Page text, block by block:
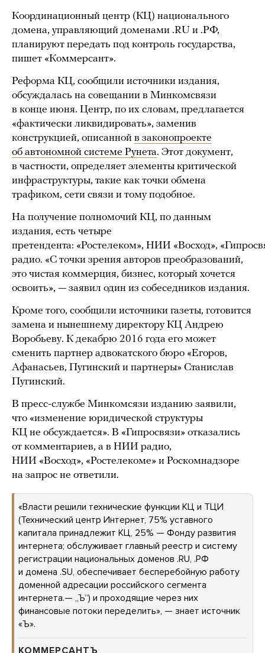
Координационный центр (КЦ) национального
домена, управляющий доменами .RU и .РФ,
планируют передать под контроль государства,
пишет «Коммерсант».
Реформа КЦ, сообщили источники издания,
обсуждалась на совещании в Минкомсвязи
в конце июня. Центр, по их словам, предлагается
«фактически ликвидировать», заменив
конструкцией, описанной в законопроекте
об автономной системе Рунета. Этот документ,
в частности, определяет элементы критической
инфраструктуры, такие как точки обмена
трафиком, сети связи и тому подобное.
На получение полномочий КЦ, по данным
издания, есть четыре
претендента: «Ростелеком», НИИ «Восход»,
радио. «С точки зрения авторов преобразований,
это чистая коммерция, бизнес, который хочется
освоить», — заявил один из собеседников издания.
Кроме того, сообщили источники газеты, готовится
замена и нынешнему директору КЦ Андрею
Воробьеву. К декабрю 2016 года его может
сменить партнер адвокатского бюро «Егоров,
Афанасьев, Пугинский и партнеры» Станислав
Пугинский.
В пресс-службе Минкомсязи изданию заявили,
что «изменение юридической структуры
КЦ не обсуждается». В «Гипросвязи» отказались
от комментариев, а в НИИ радио,
НИИ «Восход», «Ростелекоме» и Роскомнадзоре
на запрос не ответили.
«Власти решили технические функции КЦ и ТЦИ
(Технический центр Интернет, 75% уставного
капитала принадлежит КЦ, 25% — Фонду развития
интернета; обслуживает главный реестр и систему
регистрации национальных доменов .RU, .РФ
и домена .SU, обеспечивает бесперебойную работу
доменной адресации российского сегмента
интернета.— „Ъ“) и проходящие через них
финансовые потоки переделить», — знает источник
«Ъ».
КОММЕРСАНТЪ